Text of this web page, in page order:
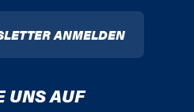
ANMELDEN
UNS AUF